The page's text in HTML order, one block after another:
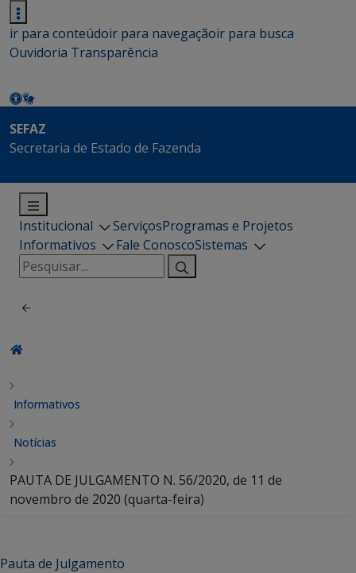
ir para conteúdoir para navegaçãoir para busca
Ouvidoria Transparência
SEFAZ
Secretaria de Estado de Fazenda
Institucional ServiçosProgramas e Projetos
Informativos
Fale ConoscoSistemas
Pesquisar
por:
Informativos
Notícias
PAUTA DE JULGAMENTO N. 56/2020, de 11 de
novembro de 2020 (quarta-feira)
Pauta de Julgamento